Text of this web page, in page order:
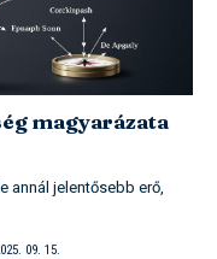
magyarázata
annál jelentősebb erő,
09. 15.